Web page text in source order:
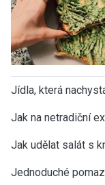
Jídla, která
Jak na netradiční
Jak udělat salát s
Jednoduché